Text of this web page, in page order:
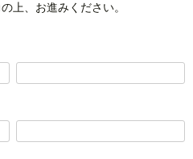
上、お進みください。